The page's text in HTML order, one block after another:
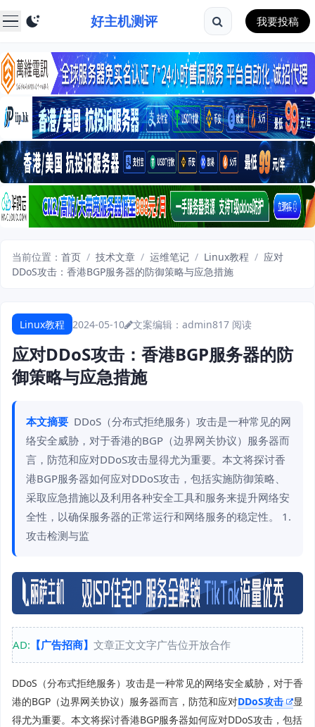
好主机测评 我要投稿
当前位置： 首页 / 技术文章 / 运维笔记 / Linux教程 / 应对
DDoS攻击：香港BGP服务器的防御策略与应急措施
Linux教程 2024-05-10 文案编辑：admin817 阅读
应对DDoS攻击：香港BGP服务器的防
御策略与应急措施
本文摘要 DDoS（分布式拒绝服务）攻击是一种常见的网
络安全威胁，对于香港的BGP（边界网关协议）服务器而
言，防范和应对DDoS攻击显得尤为重要。本文将探讨香
港BGP服务器如何应对DDoS攻击，包括实施防御策略、
采取应急措施以及利用各种安全工具和服务来提升网络安
全性，以确保服务器的正常运行和网络服务的稳定性。 1.
攻击检测与监
AD: 【广告招商】 文章正文文字广告位开放合作
DDoS（分布式拒绝服务）攻击是一种常见的网络安全威胁，对于香
港的BGP（边界网关协议）服务器而言，防范和应对DDoS攻击
显
得尤为重要。本文将探讨香港BGP服务器如何应对DDoS攻击，包括